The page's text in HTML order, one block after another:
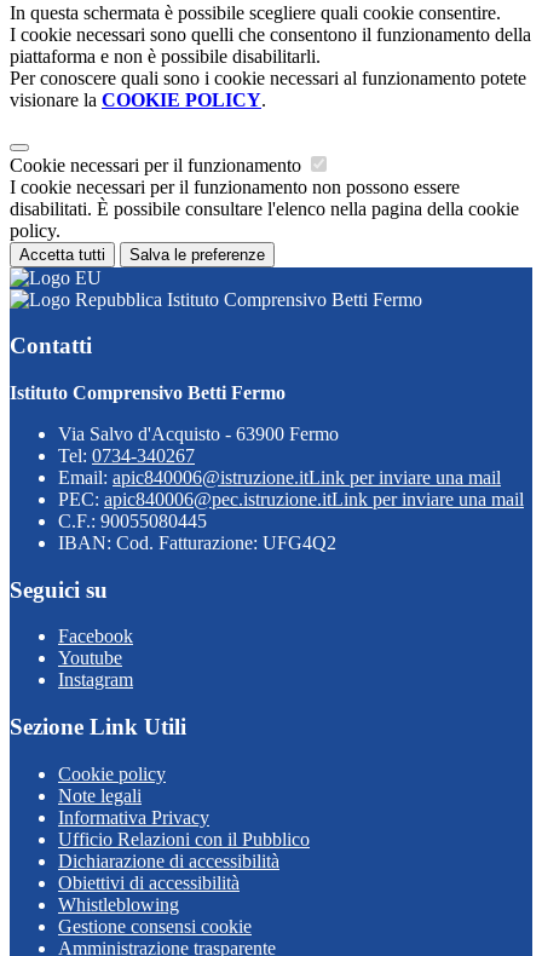
In questa schermata è possibile scegliere quali cookie consentire.
I cookie necessari sono quelli che consentono il funzionamento della
piattaforma e non è possibile disabilitarli.
Per conoscere quali sono i cookie necessari al funzionamento potete
visionare la COOKIE POLICY.
Cookie necessari per il funzionamento
I cookie necessari per il funzionamento non possono essere
disabilitati. È possibile consultare l'elenco nella pagina della cookie
policy.
Accetta tutti Salva le preferenze
Istituto Comprensivo Betti Fermo
Contatti
Istituto Comprensivo Betti Fermo
Via Salvo d'Acquisto - 63900 Fermo
Tel: 0734-340267
Email: apic840006@istruzione.itLink per inviare una mail
PEC: apic840006@pec.istruzione.itLink per inviare una mail
C.F.: 90055080445
IBAN: Cod. Fatturazione: UFG4Q2
Seguici su
Facebook
Youtube
Instagram
Sezione Link Utili
Cookie policy
Note legali
Informativa Privacy
Ufficio Relazioni con il Pubblico
Dichiarazione di accessibilità
Obiettivi di accessibilità
Whistleblowing
Gestione consensi cookie
Amministrazione trasparente